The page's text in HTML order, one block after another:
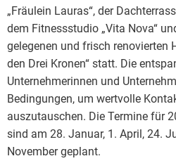
„Fräulein Lauras“, der
dem Fitnessstudio „Vita Nova“
gelegenen und frisch renovierten
den Drei Kronen“ statt. Die
Unternehmerinnen und
Bedingungen, um wertvolle
auszutauschen. Die Termine für
sind am 28. Januar, 1. April, 24.
November geplant.